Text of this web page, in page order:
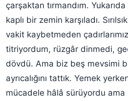
çarşaktan tırmandım.
kaplı bir zemin karşıladı.
vakit kaybetmeden
titriyordum, rüzgâr dinmedi,
dövdü. Ama biz beş mevsimi
ayrıcalığını tattık. Yemek
mücadele hâlâ sürüyordu